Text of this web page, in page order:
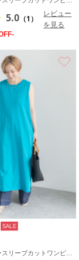
5.0 （1）
レビュー
を見る
SALE